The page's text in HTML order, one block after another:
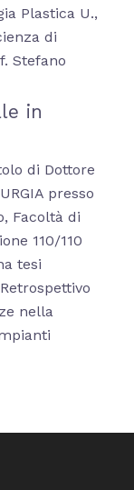
Plastica U.,
di
Stefano
in
di Dottore
presso
Facoltà di
110/110
tesi
nella